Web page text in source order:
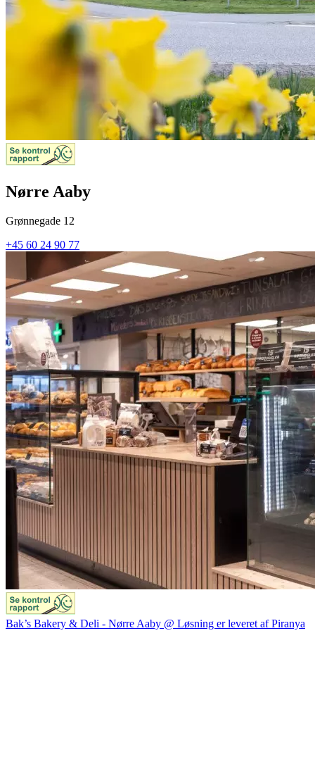
Nørre Aaby
Grønnegade 12
+45 60 24 90 77
Bak’s Bakery & Deli - Nørre Aaby @ Løsning er leveret af Piranya